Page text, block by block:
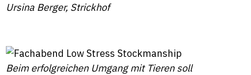
Ursina Berger, Strickhof
Beim erfolgreichen Umgang mit Tieren soll